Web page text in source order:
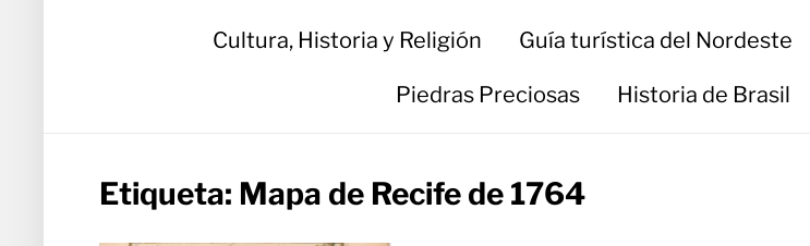
Cultura, Historia y Religión Guía turística del Nordeste
Piedras Preciosas Historia de Brasil
Etiqueta: Mapa de Recife de 1764